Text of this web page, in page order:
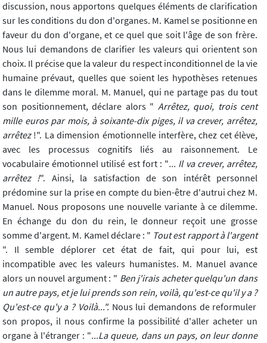
discussion, nous apportons quelques éléments de clarification
sur les conditions du don d'organes. M. Kamel se positionne en
faveur du don d'organe, et ce quel que soit l'âge de son frère.
Nous lui demandons de clarifier les valeurs qui orientent son
choix. Il précise que la valeur du respect inconditionnel de la vie
humaine prévaut, quelles que soient les hypothèses retenues
dans le dilemme moral. M. Manuel, qui ne partage pas du tout
son positionnement, déclare alors " Arrêtez, quoi, trois cent
mille euros par mois, à soixante-dix piges, il va crever, arrêtez,
arrêtez!". La dimension émotionnelle interfère, chez cet élève,
avec les processus cognitifs liés au raisonnement. Le
vocabulaire émotionnel utilisé est fort : "... Il va crever, arrêtez,
arrêtez !". Ainsi, la satisfaction de son intérêt personnel
prédomine sur la prise en compte du bien-être d'autrui chez M.
Manuel. Nous proposons une nouvelle variante à ce dilemme.
En échange du don du rein, le donneur reçoit une grosse
somme d'argent. M. Kamel déclare : " Tout est rapport à l'argent
". Il semble déplorer cet état de fait, qui pour lui, est
incompatible avec les valeurs humanistes. M. Manuel avance
alors un nouvel argument : " Ben j'irais acheter quelqu'un dans
un autre pays, et je lui prends son rein, voilà, qu'est-ce qu'il y a ?
Qu'est-ce qu'y a ? Voilà...".Nous lui demandons de reformuler
son propos, il nous confirme la possibilité d'aller acheter un
organe à l'étranger : "...La queue, dans un pays, on leur donne